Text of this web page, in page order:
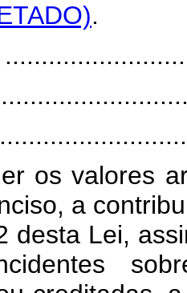
.
os valores
a
desta Lei,